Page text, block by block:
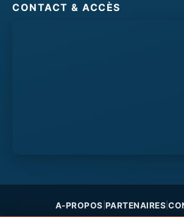
CONTACT & ACCÈS
A-PROPOS PARTENAIRES |